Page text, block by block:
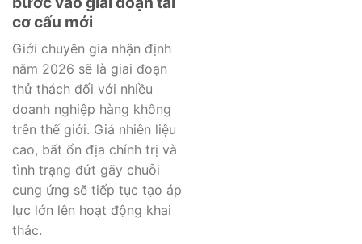
cơ cấu mới
Giới chuyên gia nhận định
năm 2026 sẽ là giai đoạn
thử thách đối với nhiều
doanh nghiệp hàng không
trên thế giới. Giá nhiên liệu
cao, bất ổn địa chính trị và
tình trạng đứt gãy chuỗi
cung ứng sẽ tiếp tục tạo áp
lực lớn lên hoạt động khai
thác.